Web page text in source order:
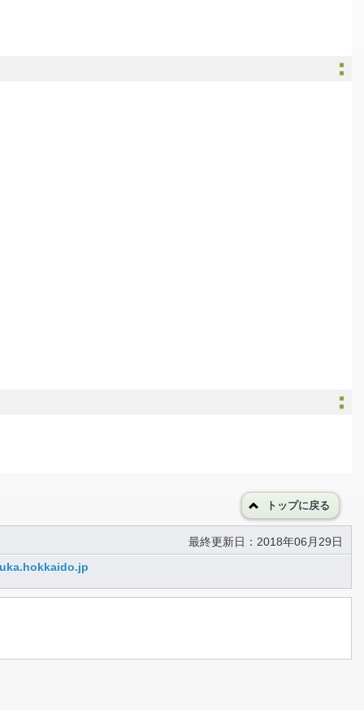
トップに戻る
最終更新日：2018年06月29日